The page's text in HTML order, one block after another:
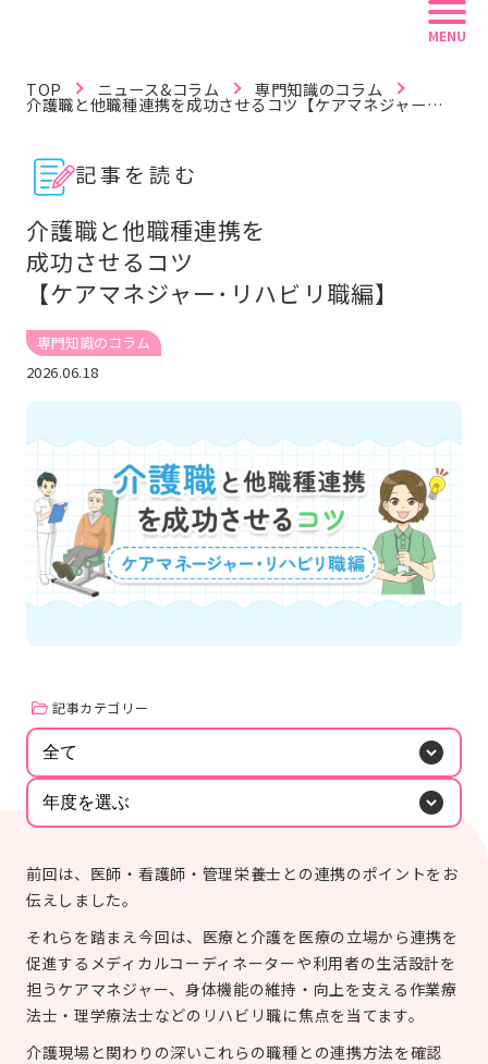
MENU
記事を読む
リフレ白書 認定資格 リフレラボとは
キーワードから探す
#レクリエーション
#研修
#人材育成
#施設経営情報
#認知症
#ぬりえ
#事例紹介
#外国語対応
#排便
#経営者向け
#現場向け
もっと見る
ログイン
カタログ・使い方ガイド
個人情報保護方針
記事を読む
介護職と他職種連携を
成功させるコツ
【ケアマネジャー･リハビリ職編】
専門知識のコラム
2026.06.18
TOP ニュース&コラム 専門知識のコラム
介護職と他職種連携を成功させるコツ【ケアマネジャー・
リハビリ職編】
前回は、医師・看護師・管理栄養士との連携のポイントをお
伝えしました。
それらを踏まえ今回は、医療と介護を医療の立場から連携を
促進するメディカルコーディネーターや利用者の生活設計を
担うケアマネジャー、身体機能の維持・向上を支える作業療
法士・理学療法士などのリハビリ職に焦点を当てます。
介護現場と関わりの深いこれらの職種との連携方法を確認
記事カテゴリー
全て
年度を選ぶ